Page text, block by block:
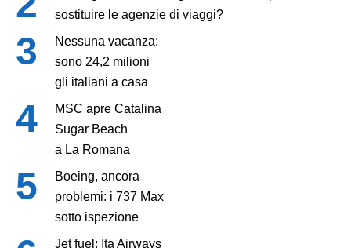
sostituire le agenzie di viaggi?
Nessuna vacanza:
sono 24,2 milioni
gli italiani a casa
MSC apre Catalina
Sugar Beach
a La Romana
Boeing, ancora
problemi: i 737 Max
sotto ispezione
Jet fuel: Ita Airways